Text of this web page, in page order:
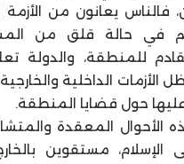
فالناس يعانون من الأزمة
في حالة قلق من
للمنطقة، والدولة
الأزمات الداخلية
حول قضايا المنطقة.
المعقدة
الإسلام، مستقوين